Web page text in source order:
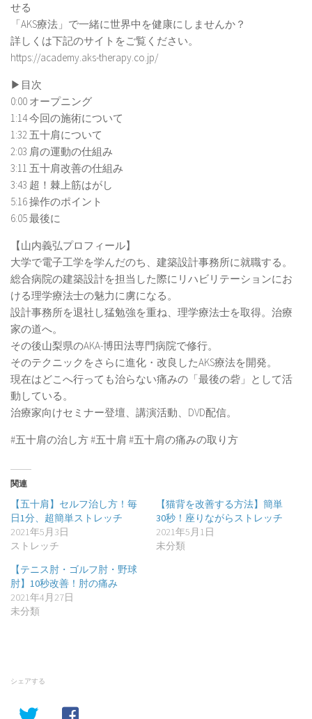
せる
「AKS療法」で一緒に世界中を健康にしませんか？
詳しくは下記のサイトをご覧ください。
https://academy.aks-therapy.co.jp/
▶︎目次
0:00 オープニング
1:14 今回の施術について
1:32 五十肩について
2:03 肩の運動の仕組み
3:11 五十肩改善の仕組み
3:43 超！棘上筋はがし
5:16 操作のポイント
6:05 最後に
【山内義弘プロフィール】
大学で電子工学を学んだのち、建築設計事務所に就職する。
総合病院の建築設計を担当した際にリハビリテーションにお
ける理学療法士の魅力に虜になる。
設計事務所を退社し猛勉強を重ね、理学療法士を取得。治療
家の道へ。
その後山梨県のAKA-博田法専門病院で修行。
そのテクニックをさらに進化・改良したAKS療法を開発。
現在はどこへ行っても治らない痛みの「最後の砦」として活
動している。
治療家向けセミナー登壇、講演活動、DVD配信。
#五十肩の治し方 #五十肩 #五十肩の痛みの取り方
関連
【五十肩】セルフ治し方！毎
日1分、超簡単ストレッチ
2021年5月3日
ストレッチ
【猫背を改善する方法】簡単
30秒！座りながらストレッチ
2021年5月1日
未分類
【テニス肘・ゴルフ肘・野球
肘】10秒改善！肘の痛み
2021年4月27日
未分類
シェアする